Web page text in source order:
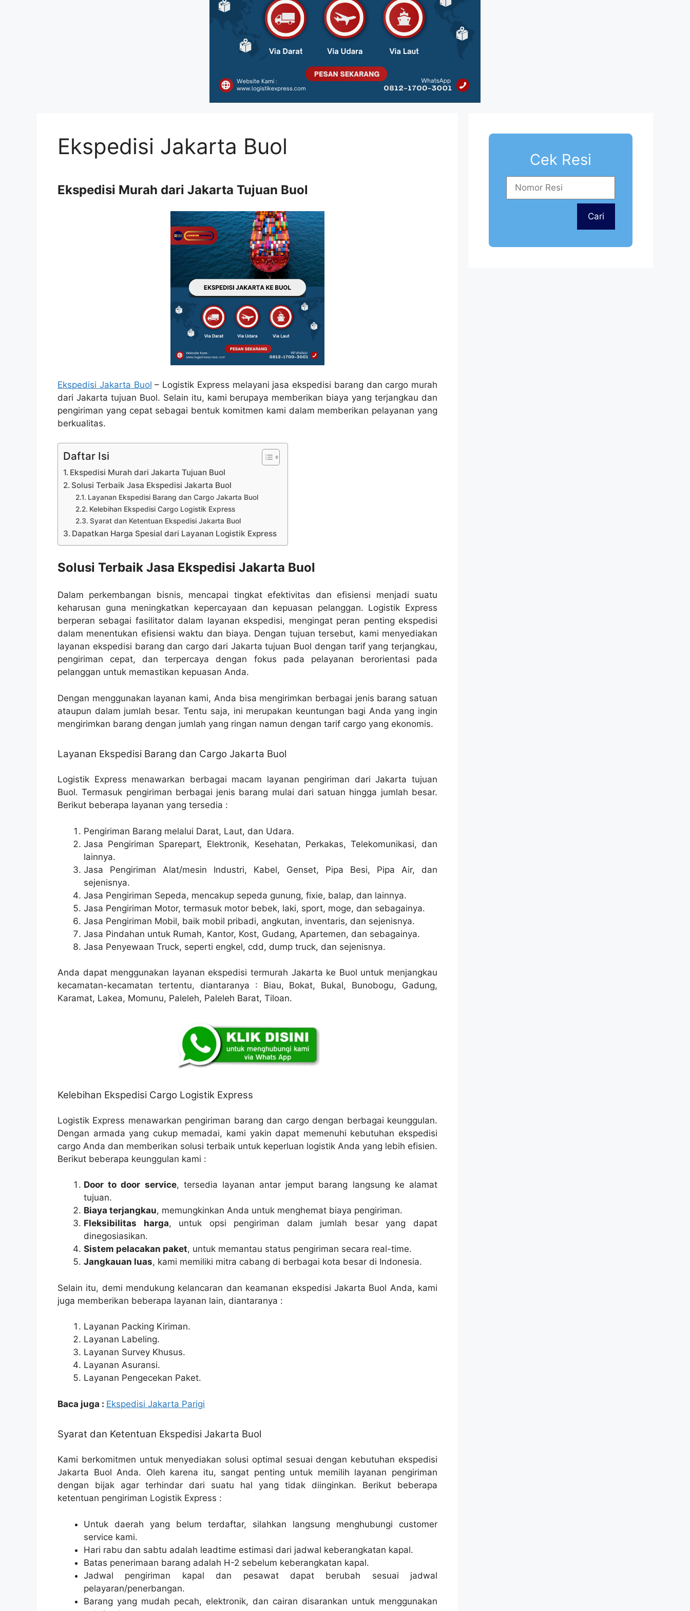
Ekspedisi Jakarta Buol
Ekspedisi Murah dari Jakarta Tujuan Buol
Ekspedisi Jakarta Buol – Logistik Express melayani jasa ekspedisi barang dan cargo murah
dari Jakarta tujuan Buol. Selain itu, kami berupaya memberikan biaya yang terjangkau dan
pengiriman yang cepat sebagai bentuk komitmen kami dalam memberikan pelayanan yang
berkualitas.
Daftar Isi
Ekspedisi Murah dari Jakarta Tujuan Buol
Solusi Terbaik Jasa Ekspedisi Jakarta Buol
Layanan Ekspedisi Barang dan Cargo Jakarta Buol
Kelebihan Ekspedisi Cargo Logistik Express
Syarat dan Ketentuan Ekspedisi Jakarta Buol
Dapatkan Harga Spesial dari Layanan Logistik Express
Solusi Terbaik Jasa Ekspedisi Jakarta Buol
Dalam perkembangan bisnis, mencapai tingkat efektivitas dan efisiensi menjadi suatu
keharusan guna meningkatkan kepercayaan dan kepuasan pelanggan. Logistik Express
berperan sebagai fasilitator dalam layanan ekspedisi, mengingat peran penting ekspedisi
dalam menentukan efisiensi waktu dan biaya. Dengan tujuan tersebut, kami menyediakan
layanan ekspedisi barang dan cargo dari Jakarta tujuan Buol dengan tarif yang terjangkau,
pengiriman cepat, dan terpercaya dengan fokus pada pelayanan berorientasi pada
pelanggan untuk memastikan kepuasan Anda.
Dengan menggunakan layanan kami, Anda bisa mengirimkan berbagai jenis barang satuan
ataupun dalam jumlah besar. Tentu saja, ini merupakan keuntungan bagi Anda yang ingin
mengirimkan barang dengan jumlah yang ringan namun dengan tarif cargo yang ekonomis.
Layanan Ekspedisi Barang dan Cargo Jakarta Buol
Logistik Express menawarkan berbagai macam layanan pengiriman dari Jakarta tujuan
Buol. Termasuk pengiriman berbagai jenis barang mulai dari satuan hingga jumlah besar.
Berikut beberapa layanan yang tersedia :
Pengiriman Barang melalui Darat, Laut, dan Udara.
Jasa Pengiriman Sparepart, Elektronik, Kesehatan, Perkakas, Telekomunikasi, dan
lainnya.
Jasa Pengiriman Alat/mesin Industri, Kabel, Genset, Pipa Besi, Pipa Air, dan
sejenisnya.
Jasa Pengiriman Sepeda, mencakup sepeda gunung, fixie, balap, dan lainnya.
Jasa Pengiriman Motor, termasuk motor bebek, laki, sport, moge, dan sebagainya.
Jasa Pengiriman Mobil, baik mobil pribadi, angkutan, inventaris, dan sejenisnya.
Jasa Pindahan untuk Rumah, Kantor, Kost, Gudang, Apartemen, dan sebagainya.
Jasa Penyewaan Truck, seperti engkel, cdd, dump truck, dan sejenisnya.
Anda dapat menggunakan layanan ekspedisi termurah Jakarta ke Buol untuk menjangkau
kecamatan-kecamatan tertentu, diantaranya : Biau, Bokat, Bukal, Bunobogu, Gadung,
Karamat, Lakea, Momunu, Paleleh, Paleleh Barat, Tiloan.
Kelebihan Ekspedisi Cargo Logistik Express
Logistik Express menawarkan pengiriman barang dan cargo dengan berbagai keunggulan.
Dengan armada yang cukup memadai, kami yakin dapat memenuhi kebutuhan ekspedisi
cargo Anda dan memberikan solusi terbaik untuk keperluan logistik Anda yang lebih efisien.
Berikut beberapa keunggulan kami :
Door to door service, tersedia layanan antar jemput barang langsung ke alamat
tujuan.
Biaya terjangkau, memungkinkan Anda untuk menghemat biaya pengiriman.
Fleksibilitas harga, untuk opsi pengiriman dalam jumlah besar yang dapat
dinegosiasikan.
Sistem pelacakan paket, untuk memantau status pengiriman secara real-time.
Jangkauan luas, kami memiliki mitra cabang di berbagai kota besar di Indonesia.
Selain itu, demi mendukung kelancaran dan keamanan ekspedisi Jakarta Buol Anda, kami
juga memberikan beberapa layanan lain, diantaranya :
Layanan Packing Kiriman.
Layanan Labeling.
Layanan Survey Khusus.
Layanan Asuransi.
Layanan Pengecekan Paket.
Baca juga : Ekspedisi Jakarta Parigi
Syarat dan Ketentuan Ekspedisi Jakarta Buol
Kami berkomitmen untuk menyediakan solusi optimal sesuai dengan kebutuhan ekspedisi
Jakarta Buol Anda. Oleh karena itu, sangat penting untuk memilih layanan pengiriman
dengan bijak agar terhindar dari suatu hal yang tidak diinginkan. Berikut beberapa
ketentuan pengiriman Logistik Express :
Untuk daerah yang belum terdaftar, silahkan langsung menghubungi customer
service kami.
Hari rabu dan sabtu adalah leadtime estimasi dari jadwal keberangkatan kapal.
Batas penerimaan barang adalah H-2 sebelum keberangkatan kapal.
Jadwal pengiriman kapal dan pesawat dapat berubah sesuai jadwal
pelayaran/penerbangan.
Barang yang mudah pecah, elektronik, dan cairan disarankan untuk menggunakan
Cek Resi
Cari